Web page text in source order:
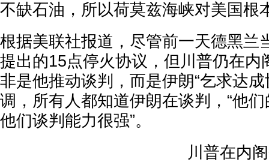
不缺石油，所以荷莫兹海峡对美国根
根据美联社报道，尽管前一天德黑兰
提出的15点停火协议，但川普仍在内
非是他推动谈判，而是伊朗“乞求达
调，所有人都知道伊朗在谈判，“他
他们谈判能力很强”。
川普在内